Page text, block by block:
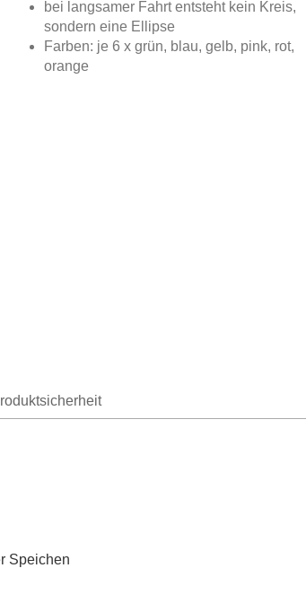
bei langsamer Fahrt entsteht kein Kreis,
sondern eine Ellipse
Farben: je 6 x grün, blau, gelb, pink, rot,
orange
Speichen